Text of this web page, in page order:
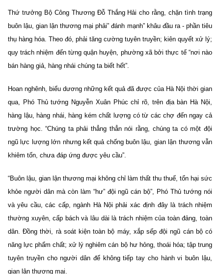
Thứ trưởng Bộ Công Thương Đỗ Thắng Hải cho rằng, chặn tình trạng
buôn lậu, gian lận thương mại phải” đánh mạnh” khâu đầu ra - phần tiêu
thụ hàng hóa. Theo đó, phải tăng cường tuyên truyền; kiên quyết xử lý;
quy trách nhiệm đến từng quận huyện, phường xã bởi thực tế “nơi nào
bán hàng giả, hàng nhái chúng ta biết hết”.
Hoan nghênh, biểu dương những kết quả đã được của Hà Nội thời gian
qua, Phó Thủ tướng Nguyễn Xuân Phúc chỉ rõ, trên địa bàn Hà Nội,
hàng lậu, hàng nhái, hàng kém chất lượng có từ các chợ đến ngay cả
trường học. “Chúng ta phải thẳng thẳn nói rằng, chúng ta có một đội
ngũ lực lượng lớn nhưng kết quả chống buôn lậu, gian lận thương vẫn
khiêm tốn, chưa đáp ứng được yêu cầu”.
“Buôn lậu, gian lận thương mại không chỉ làm thất thu thuế, tổn hại sức
khỏe người dân mà còn làm “hư” đội ngũ cán bộ”, Phó Thủ tướng nói
và yêu cầu, các cấp, ngành Hà Nội phải xác định đây là trách nhiệm
thường xuyên, cấp bách và lâu dài là trách nhiệm của toàn đảng, toàn
dân. Đồng thời, rà soát kiện toàn bộ máy, xắp sếp đội ngũ cán bộ có
năng lực phẩm chất; xử lý nghiêm cán bộ hư hỏng, thoái hóa; tập trung
tuyên truyền cho người dân để không tiếp tay cho hành vi buôn lậu,
gian lận thương mại.